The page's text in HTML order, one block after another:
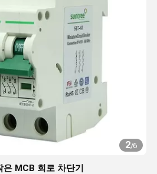
2/6
MCB 회로 차단기